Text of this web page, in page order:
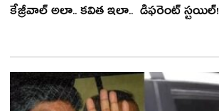
కేజ్రీవాల్ అలా.. క‌విత ఇలా.. డిఫ‌రెంట్ స్ట‌యిల్‌!